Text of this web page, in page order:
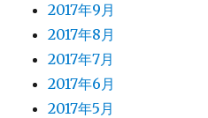
2017年9月
2017年8月
2017年7月
2017年6月
2017年5月